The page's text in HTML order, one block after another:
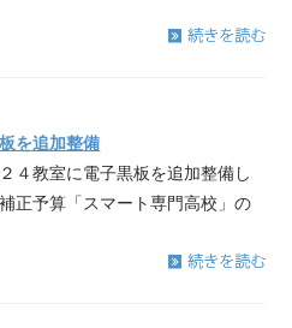
を追加整備
４教室に電子黒板を追加整備し
正予算「スマート専門高校」の